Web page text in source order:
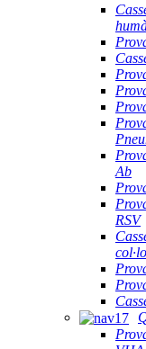
Ab
RSV